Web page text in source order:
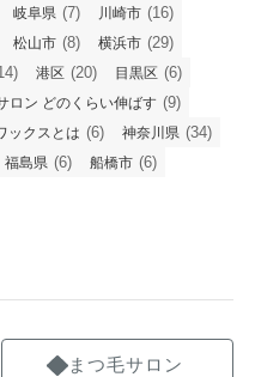
岐阜県 (7) 川崎市 (16)
松山市 (8) 横浜市 (29)
港区 (20) 目黒区 (6)
ロン どのくらい伸ばす (9)
ックスとは (6) 神奈川県 (34)
福島県 (6) 船橋市 (6)
まつ毛サロン